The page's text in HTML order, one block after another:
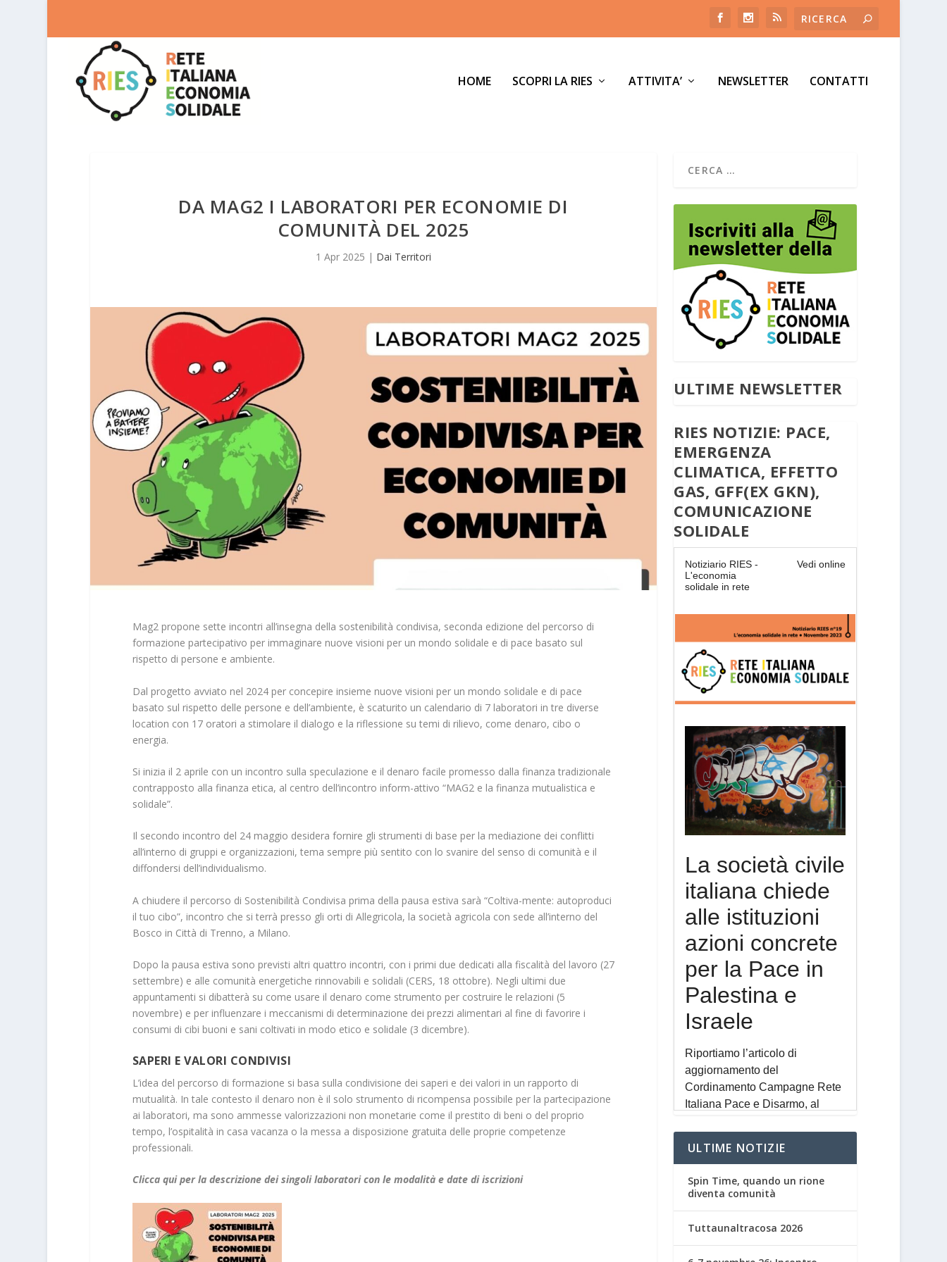
HOME SCOPRI LA RIES ATTIVITA’ NEWSLETTER CONTATTI
DA MAG2 I LABORATORI PER ECONOMIE DI
COMUNITÀ DEL 2025
1 Apr 2025 | Dai Territori
Mag2 propone sette incontri all’insegna della sostenibilità condivisa, seconda edizione del percorso di
formazione partecipativo per immaginare nuove visioni per un mondo solidale e di pace basato sul
rispetto di persone e ambiente.
Dal progetto avviato nel 2024 per concepire insieme nuove visioni per un mondo solidale e di pace
basato sul rispetto delle persone e dell’ambiente, è scaturito un calendario di 7 laboratori in tre diverse
location con 17 oratori a stimolare il dialogo e la riflessione su temi di rilievo, come denaro, cibo o
energia.
Si inizia il 2 aprile con un incontro sulla speculazione e il denaro facile promesso dalla finanza tradizionale
contrapposto alla finanza etica, al centro dell’incontro inform-attivo “MAG2 e la finanza mutualistica e
solidale”.
Il secondo incontro del 24 maggio desidera fornire gli strumenti di base per la mediazione dei conflitti
all’interno di gruppi e organizzazioni, tema sempre più sentito con lo svanire del senso di comunità e il
diffondersi dell’individualismo.
A chiudere il percorso di Sostenibilità Condivisa prima della pausa estiva sarà “Coltiva-mente: autoproduci
il tuo cibo”, incontro che si terrà presso gli orti di Allegricola, la società agricola con sede all’interno del
Bosco in Città di Trenno, a Milano.
Dopo la pausa estiva sono previsti altri quattro incontri, con i primi due dedicati alla fiscalità del lavoro (27
settembre) e alle comunità energetiche rinnovabili e solidali (CERS, 18 ottobre). Negli ultimi due
appuntamenti si dibatterà su come usare il denaro come strumento per costruire le relazioni (5
novembre) e per influenzare i meccanismi di determinazione dei prezzi alimentari al fine di favorire i
consumi di cibi buoni e sani coltivati in modo etico e solidale (3 dicembre).
SAPERI E VALORI CONDIVISI
L’idea del percorso di formazione si basa sulla condivisione dei saperi e dei valori in un rapporto di
mutualità. In tale contesto il denaro non è il solo strumento di ricompensa possibile per la partecipazione
ai laboratori, ma sono ammesse valorizzazioni non monetarie come il prestito di beni o del proprio
tempo, l’ospitalità in casa vacanza o la messa a disposizione gratuita delle proprie competenze
professionali.
Clicca qui per la descrizione dei singoli laboratori con le modalità e date di iscrizioni
ULTIME NEWSLETTER
RIES NOTIZIE: PACE,
EMERGENZA
CLIMATICA, EFFETTO
GAS, GFF(EX GKN),
COMUNICAZIONE
SOLIDALE
ULTIME NOTIZIE
Spin Time, quando un rione
diventa comunità
Tuttaunaltracosa 2026